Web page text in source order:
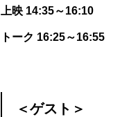
上映 14:35～16:10
トーク 16:25～16:55
＜ゲスト＞